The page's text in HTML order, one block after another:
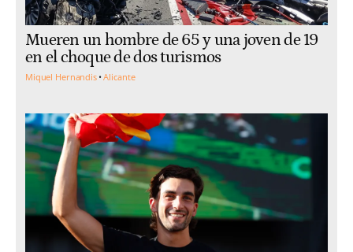
Mueren un hombre de 65 y una joven de 19
en el choque de dos turismos
Miquel Hernandis Alicante